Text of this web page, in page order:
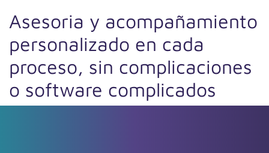
Asesoria y acompañamiento
personalizado en cada
proceso, sin complicaciones
o software complicados